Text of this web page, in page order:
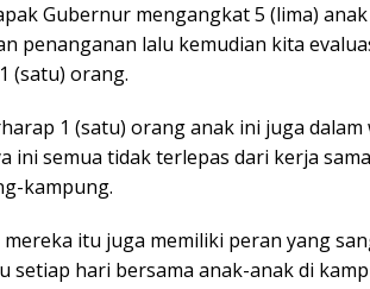
Gubernur mengangkat 5 (lima)
penanganan lalu kemudian kita
(satu) orang.
1 (satu) orang anak ini juga
ini semua tidak terlepas dari kerja
kampung.
mereka itu juga memiliki peran yang
setiap hari bersama anak-anak di